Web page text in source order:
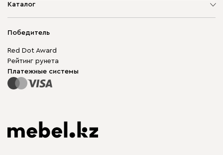
О компании
Гарантия
Для бизнеса
Карта сайта
Каталог
Корпусная мебель
Модульная мебель
Столы и стулья
Победитель
Red Dot Award
Рейтинг рунета
Платежные системы